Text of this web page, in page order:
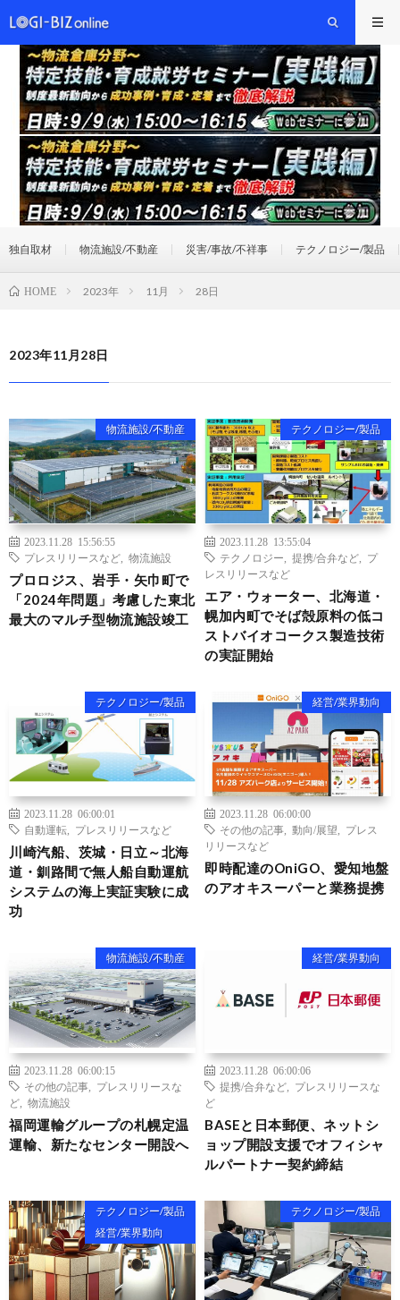
独自取材 物流施設/不動産 災害/事故/不祥事 テクノロジー/製品
HOME 2023年 11月 28日
2023年11月28日
物流施設/不動産
2023.11.28 15:56:55
プレスリリースなど
物流施設
プロロジス、岩手・矢巾町で
「2024年問題」考慮した東北
最大のマルチ型物流施設竣工
テクノロジー/製品
2023.11.28 13:55:04
テクノロジー
提携/合弁など
プ
レスリリースなど
エア・ウォーター、北海道・
幌加内町でそば殻原料の低コ
ストバイオコークス製造技術
の実証開始
テクノロジー/製品
2023.11.28 06:00:01
自動運転
プレスリリースなど
川崎汽船、茨城・日立～北海
道・釧路間で無人船自動運航
システムの海上実証実験に成
功
経営/業界動向
2023.11.28 06:00:00
その他の記事
動向/展望
プレス
リリースなど
即時配達のOniGO、愛知地盤
のアオキスーパーと業務提携
物流施設/不動産
2023.11.28 06:00:15
その他の記事
プレスリリースな
ど
物流施設
福岡運輸グループの札幌定温
運輸、新たなセンター開設へ
経営/業界動向
2023.11.28 06:00:06
提携/合弁など
プレスリリースな
ど
BASEと日本郵便、ネットシ
ョップ開設支援でオフィシャ
ルパートナー契約締結
テクノロジー/製品
経営/業界動向
テクノロジー/製品